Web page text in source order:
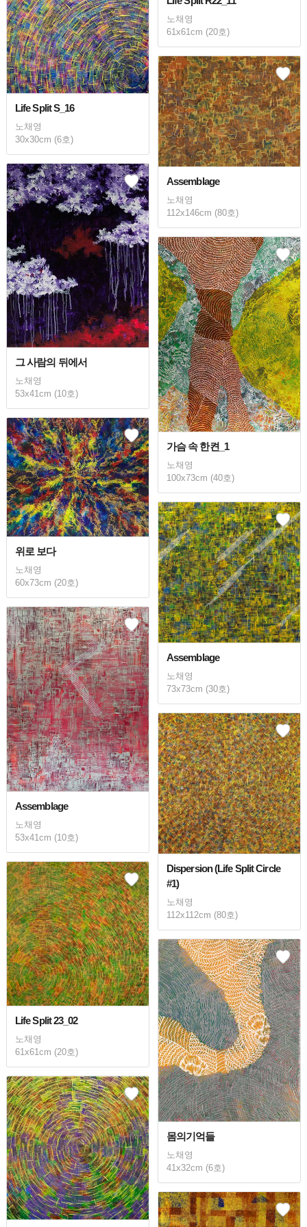
노채영
61x61cm (20호)
Life Split S_16
노채영
30x30cm (6호)
Assemblage
노채영
112x146cm (80호)
그 사람의 뒤에서
노채영
53x41cm (10호)
가슴 속 한켠_1
노채영
100x73cm (40호)
위로 보다
노채영
60x73cm (20호)
Assemblage
노채영
73x73cm (30호)
Assemblage
노채영
53x41cm (10호)
Dispersion (Life Split Circle
#1)
노채영
112x112cm (80호)
Life Split 23_02
노채영
61x61cm (20호)
몸의기억들
노채영
41x32cm (6호)